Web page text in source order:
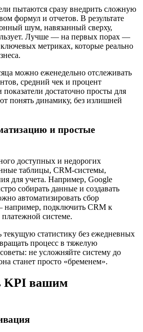
пытаются сразу внедрить сложную
формул и отчетов. В результате
шум, навязанный сверху,
Лучше — на первых порах —
метриках, которые реально
можно еженедельно отслеживать
средний чек и процент
достаточно просты для
понять динамику, без излишней
и простые
доступных и недорогих
таблицы, CRM-системы,
для учета. Например, Google
собирать данные и создавать
автоматизировать сбор
подключить CRM к
системе.
текущую статистику без ежедневных
процесс в тяжелую
не усложняйте систему до
станет просто «бременем».
KPI вашим